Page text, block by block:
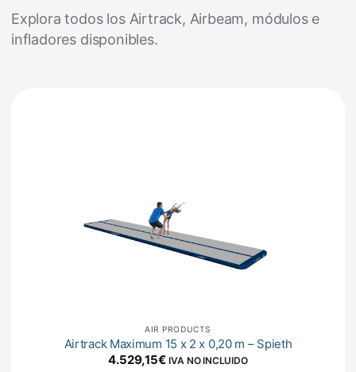
Explora todos los Airtrack, Airbeam, módulos e
infladores disponibles.
AIR PRODUCTS
Airtrack Maximum 15 x 2 x 0,20 m – Spieth
4.529,15€ IVA NO INCLUIDO